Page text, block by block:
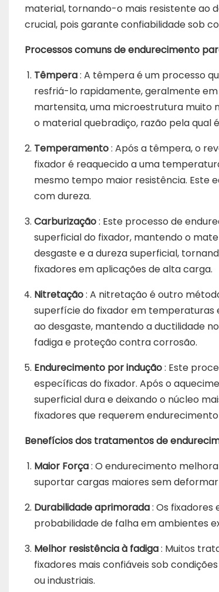
material, tornando-o mais resistente ao
crucial, pois garante confiabilidade sob
Processos comuns de endurecimento
Têmpera: A têmpera é um processo
resfriá-lo rapidamente, geralmente
martensita, uma microestrutura muito
o material quebradiço, razão pela qual
Temperamento: Após a têmpera, o
fixador é reaquecido a uma
mesmo tempo maior resistência. Este
com dureza.
Carburização: Este processo de
superficial do fixador, mantendo o
desgaste e a dureza superficial,
fixadores em aplicações de alta carga.
Nitretação: A nitretação é outro
superfície do fixador em temperaturas
ao desgaste, mantendo a ductilidade
fadiga e proteção contra corrosão.
Endurecimento por indução: Este
específicas do fixador. Após o
superficial dura e deixando o núcleo
fixadores que requerem
Benefícios dos tratamentos de
Maior Força: O endurecimento
suportar cargas maiores sem
Durabilidade aprimorada: Os
probabilidade de falha em ambientes
Melhor resistência à fadiga: Muitos
fixadores mais confiáveis ​​sob
ou industriais.